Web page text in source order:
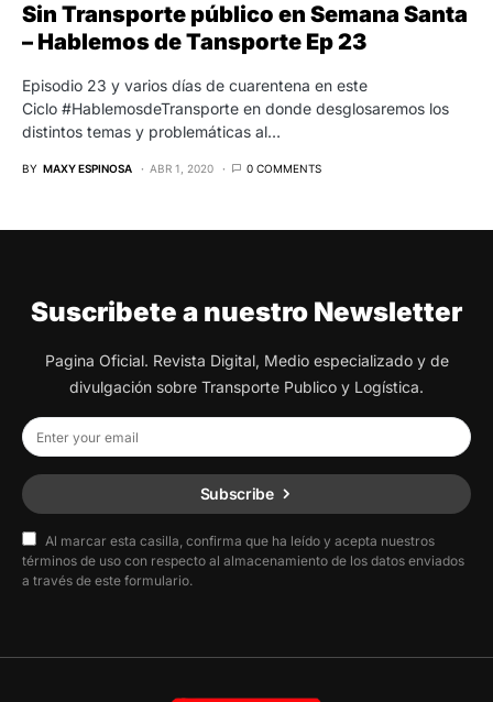
Sin Transporte público en Semana Santa
– Hablemos de Tansporte Ep 23
Episodio 23 y varios días de cuarentena en este
Ciclo #HablemosdeTransporte en donde desglosaremos los
distintos temas y problemáticas al…
BY MAXY ESPINOSA ABR 1, 2020 0 COMMENTS
Suscribete a nuestro Newsletter
Pagina Oficial. Revista Digital, Medio especializado y de
divulgación sobre Transporte Publico y Logística.
Subscribe
Al marcar esta casilla, confirma que ha leído y acepta nuestros
términos de uso con respecto al almacenamiento de los datos enviados
a través de este formulario.